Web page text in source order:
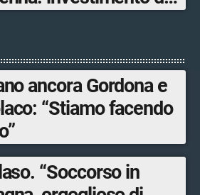
ancora Gordona e
“Stiamo facendo
“Soccorso in